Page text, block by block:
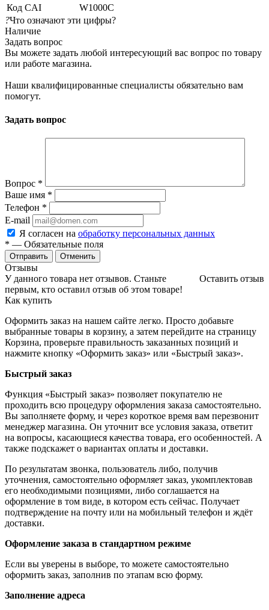
Код CAI
W1000C
?Что означают эти цифры?
Наличие
Задать вопрос
Вы можете задать любой интересующий вас вопрос по товару
или работе магазина.
Наши квалифицированные специалисты обязательно вам
помогут.
Задать вопрос
Вопрос *
Ваше имя *
Телефон *
E-mail
Я согласен на обработку персональных данных
* — Обязательные поля
Отменить
Отзывы
Оставить отзыв
У данного товара нет отзывов. Станьте
первым, кто оставил отзыв об этом товаре!
Как купить
Оформить заказ на нашем сайте легко. Просто добавьте
выбранные товары в корзину, а затем перейдите на страницу
Корзина, проверьте правильность заказанных позиций и
нажмите кнопку «Оформить заказ» или «Быстрый заказ».
Быстрый заказ
Функция «Быстрый заказ» позволяет покупателю не
проходить всю процедуру оформления заказа самостоятельно.
Вы заполняете форму, и через короткое время вам перезвонит
менеджер магазина. Он уточнит все условия заказа, ответит
на вопросы, касающиеся качества товара, его особенностей. А
также подскажет о вариантах оплаты и доставки.
По результатам звонка, пользователь либо, получив
уточнения, самостоятельно оформляет заказ, укомплектовав
его необходимыми позициями, либо соглашается на
оформление в том виде, в котором есть сейчас. Получает
подтверждение на почту или на мобильный телефон и ждёт
доставки.
Оформление заказа в стандартном режиме
Если вы уверены в выборе, то можете самостоятельно
оформить заказ, заполнив по этапам всю форму.
Заполнение адреса